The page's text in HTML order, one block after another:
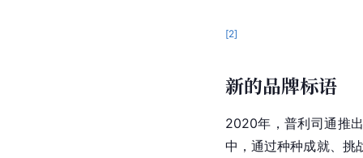
[2]
新的品牌标语
2020年，普利司通推
中，通过种种成就、挑